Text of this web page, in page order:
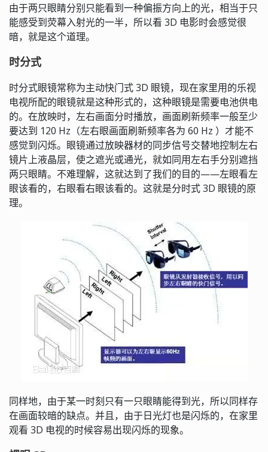
由于两只眼睛分别只能看到一种偏振方向上的光，相当于只
能感受到荧幕入射光的一半，所以看 3D 电影时会感觉很
暗，就是这个道理。
时分式
时分式眼镜常称为主动快门式 3D 眼镜，现在家里用的乐视
电视所配的眼镜就是这种形式的，这种眼镜是需要电池供电
的。在放映时，左右画面分时播放，画面刷新频率一般至少
要达到 120 Hz（左右眼画面刷新频率各为 60 Hz ）才能不
感觉到闪烁。眼镜通过放映器材的同步信号交替地控制左右
镜片上液晶层，使之遮光或通光，就如同用左右手分别遮挡
两只眼睛。不难理解，这就达到了我们的目的——左眼看左
眼该看的，右眼看右眼该看的。这就是分时式 3D 眼镜的原
理。
同样地，由于某一时刻只有一只眼睛能得到光，所以同样存
在画面较暗的缺点。并且，由于日光灯也是闪烁的，在家里
观看 3D 电视的时候容易出现闪烁的现象。